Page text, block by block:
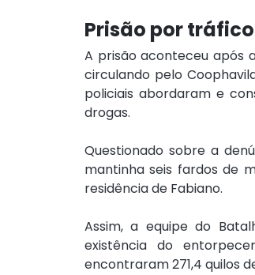
Prisão por
A prisão aconteceu após
circulando pelo
policiais abordaram e
drogas.
Questionado sobre a
mantinha seis fardos de
residência de Fabiano.
Assim, a equipe do
existência do
encontraram 271,4 quilos